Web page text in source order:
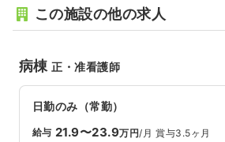
この施設の他の求人
病棟正・准看護師
日勤のみ（常勤）
給与 21.9〜23.9万円/月 賞与3.5ヶ月